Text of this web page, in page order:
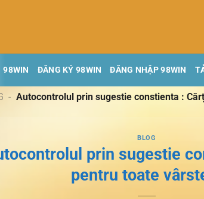
98WIN ĐĂNG KÝ 98WIN ĐĂNG NHẬP 98WIN
- Autocontrolul prin sugestie constienta :
BLOG
prin sugestie
pentru toate